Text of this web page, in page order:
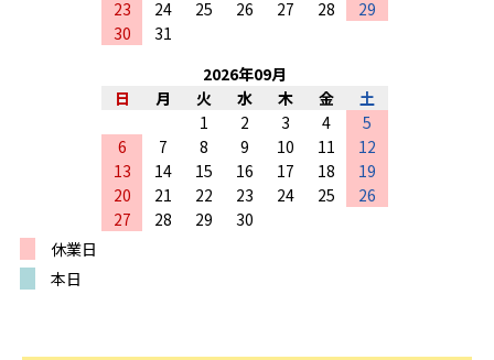
23
24 25 26 27 28
29
30
31
2026年09月
日
月 火 水 木 金
土
1
2 3 4
5
6
7 8 9 10 11
12
13
14 15 16 17 18
19
20
21 22 23 24 25
26
27
28 29
30
休業日
本日